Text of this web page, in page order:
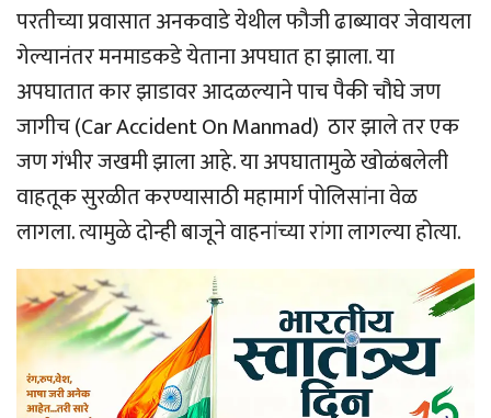
परतीच्या प्रवासात अनकवाडे येथील फौजी ढाब्यावर जेवायला
गेल्यानंतर मनमाडकडे येताना अपघात हा झाला. या
अपघातात कार झाडावर आदळल्याने पाच पैकी चौघे जण
जागीच (Car Accident On Manmad) ठार झाले तर एक
जण गंभीर जखमी झाला आहे. या अपघातामुळे खोळंबलेली
वाहतूक सुरळीत करण्यासाठी महामार्ग पोलिसांना वेळ
लागला. त्यामुळे दोन्ही बाजूने वाहनांच्या रांगा लागल्या होत्या.